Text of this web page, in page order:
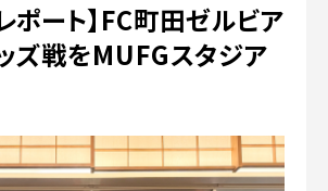
ポート】FC町田ゼルビア
ズ戦をMUFGスタジア